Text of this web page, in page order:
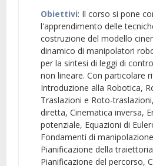
Obiettivi: Il corso si pone
l'apprendimento delle
costruzione del modello
dinamico di manipolatori
per la sintesi di leggi di
non lineare. Con particolare
Introduzione alla Robotica,
Traslazioni e Roto-
diretta, Cinematica inversa,
potenziale, Equazioni di
Fondamenti di
Pianificazione della
Pianificazione del percorso,